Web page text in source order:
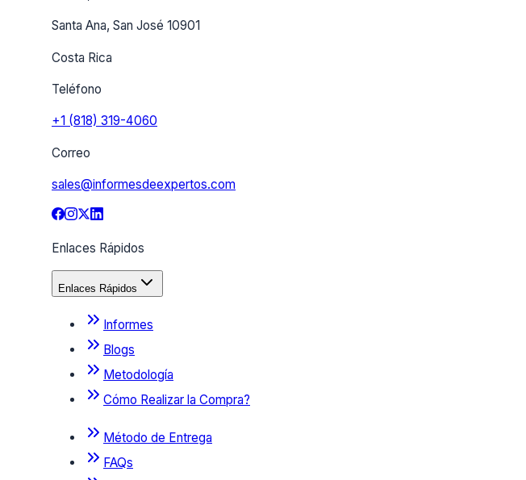
Santa Ana, San José 10901
Costa Rica
Teléfono
+1 (818) 319-4060
Correo
sales@informesdeexpertos.com
Enlaces Rápidos
Enlaces Rápidos
Informes
Blogs
Metodología
Cómo Realizar la Compra?
Método de Entrega
FAQs